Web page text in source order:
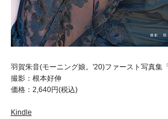
羽賀朱音(モーニング娘。'20)ファースト写真集
撮影：根本好伸
価格：2,640円(税込)
Kindle